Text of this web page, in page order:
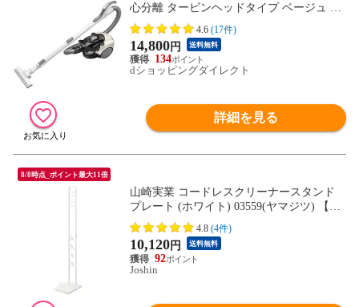
心分離 タービンヘッドタイプ ベージュ EC
-CT12-C
4.6 (17件)
14,800円 送料無料
134
dショッピングダイレクト
詳細を見る
8/8時点_ポイント最大11倍
山崎実業 コードレスクリーナースタンド
プレート (ホワイト) 03559(ヤマジツ) 【返
品種別A】
4.8 (4件)
10,120円 送料無料
92
Joshin